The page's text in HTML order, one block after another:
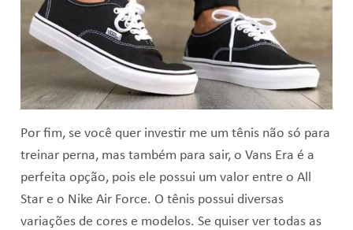
Por fim, se você quer investir me um tênis não só para
treinar perna, mas também para sair, o Vans Era é a
perfeita opção, pois ele possui um valor entre o All
Star e o Nike Air Force. O tênis possui diversas
variações de cores e modelos. Se quiser ver todas as